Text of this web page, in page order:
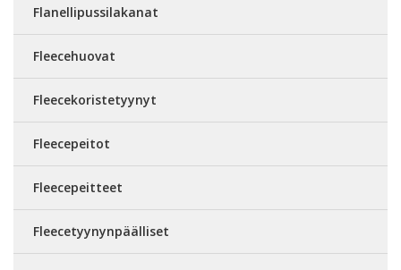
Flanellipussilakanat
Fleecehuovat
Fleecekoristetyynyt
Fleecepeitot
Fleecepeitteet
Fleecetyynynpäälliset